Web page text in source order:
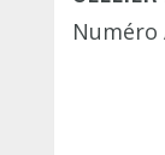
Numéro